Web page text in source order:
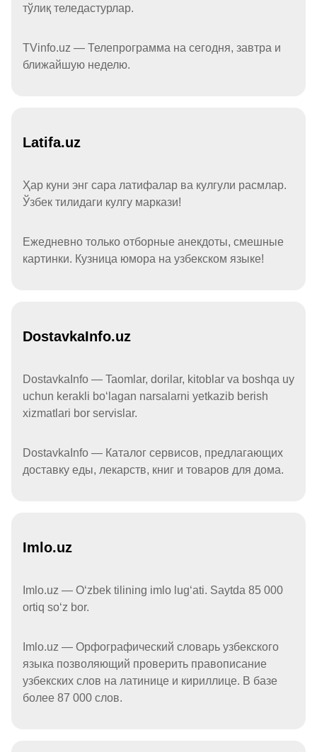
тўлиқ теледастурлар.
TVinfo.uz — Телепрограмма на сегодня, завтра и
ближайшую неделю.
Latifa.uz
Ҳар куни энг сара латифалар ва кулгули расмлар.
Ўзбек тилидаги кулгу маркази!
Ежедневно только отборные анекдоты, смешные
картинки. Кузница юмора на узбекском языке!
DostavkaInfo.uz
DostavkaInfo — Taomlar, dorilar, kitoblar va boshqa uy
uchun kerakli boʻlagan narsalarni yetkazib berish
xizmatlari bor servislar.
DostavkaInfo — Каталог сервисов, предлагающих
доставку еды, лекарств, книг и товаров для дома.
Imlo.uz
Imlo.uz — Oʻzbek tilining imlo lugʻati. Saytda 85 000
ortiq soʻz bor.
Imlo.uz — Орфографический словарь узбекского
языка позволяющий проверить правописание
узбекских слов на латинице и кириллице. В базе
более 87 000 слов.